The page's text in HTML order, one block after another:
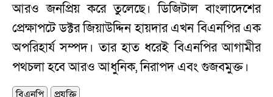
আরও জনপ্রিয় করে তুলেছে। ডিজিটাল বাংলাদেশের
প্রেক্ষাপটে ডক্টর জিয়াউদ্দিন হায়দার এখন বিএনপির এক
অপরিহার্য সম্পদ। তার হাত ধরেই বিএনপির আগামীর
পথচলা হবে আরও আধুনিক, নিরাপদ এবং গুজবমুক্ত।